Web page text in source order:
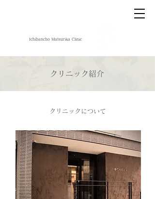
​Ichibancho Matsurika Clinic
​クリニック紹介
クリニックについて